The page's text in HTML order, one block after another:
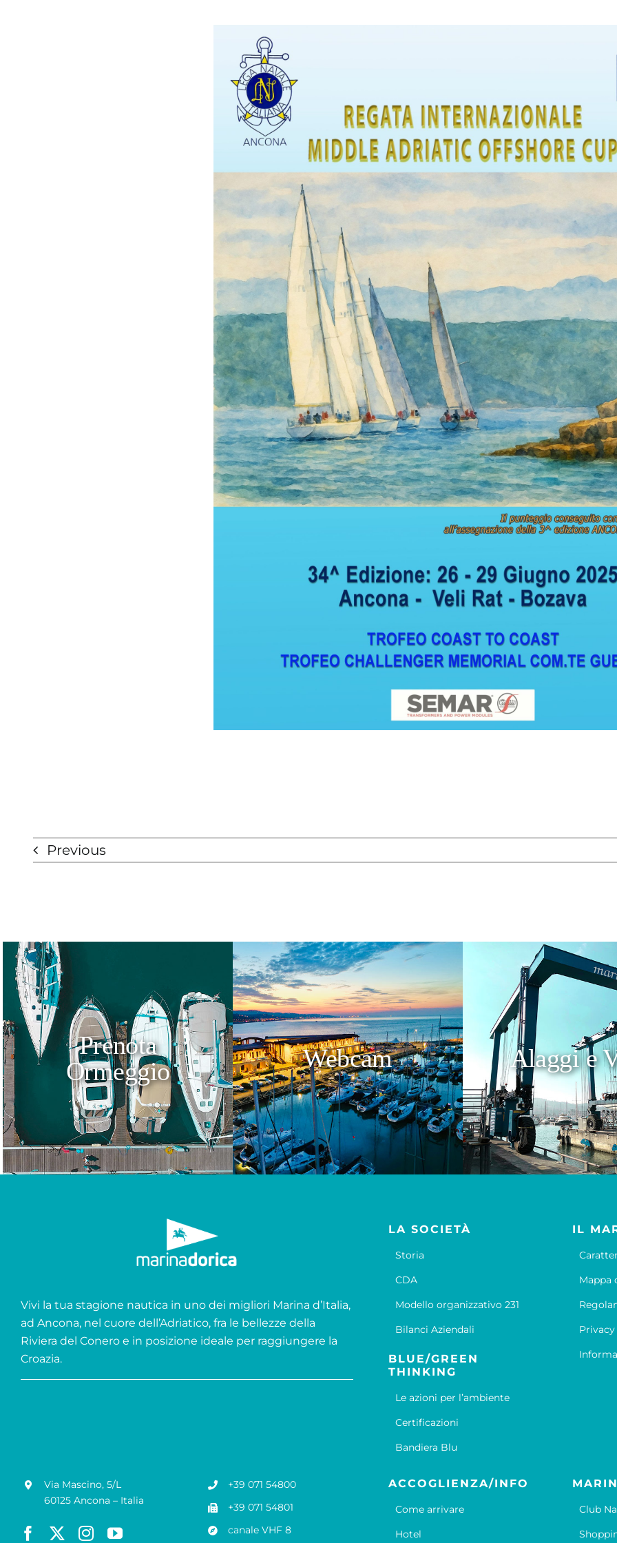
Previous
Prenota
Ormeggio
Webcam Alaggi e
Vivi la tua stagione nautica in uno dei migliori Marina d’Italia,
ad Ancona, nel cuore dell’Adriatico, fra le bellezze della
Riviera del Conero e in posizione ideale per raggiungere la
Croazia.
LA SOCIETÀ
Storia
CDA
Modello organizzativo 231
Bilanci Aziendali
BLUE/GREEN
THINKING
Le azioni per l’ambiente
Certificazioni
Bandiera Blu
IL
Mappa
Via Mascino, 5/L
60125 Ancona – Italia
+39 071 54800
+39 071 54801
canale VHF 8
ACCOGLIENZA/INFO
Come arrivare
Hotel
Club